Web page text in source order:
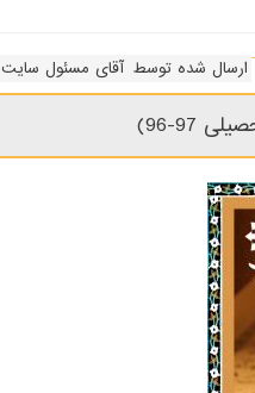
ارسال شده توسط آقای مسئول سایت